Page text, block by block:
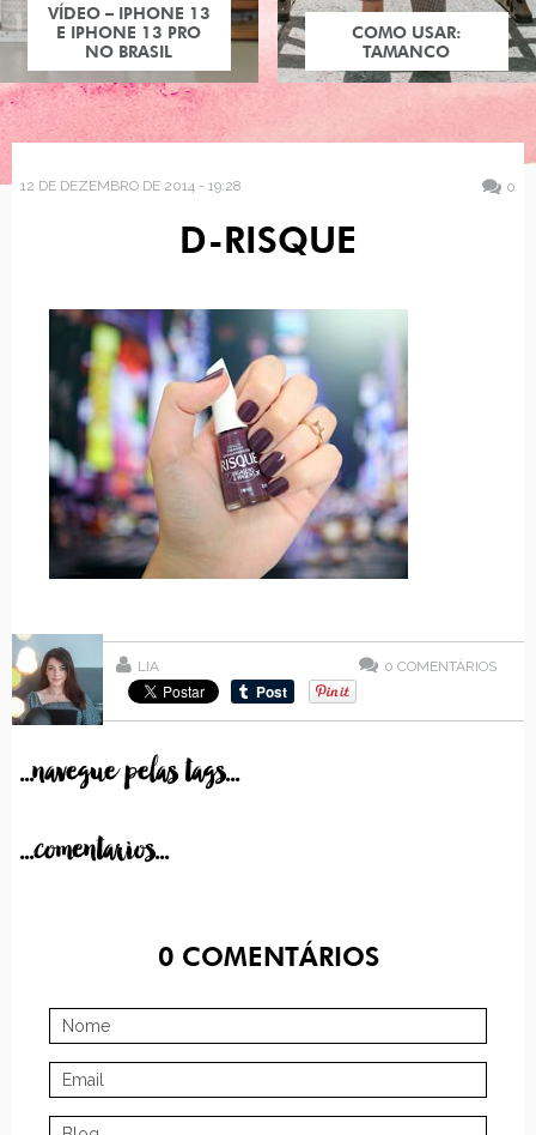
VÍDEO – IPHONE 13
E IPHONE 13 PRO
NO BRASIL
COMO USAR:
TAMANCO
12 DE DEZEMBRO DE 2014 - 19:28 0
D-RISQUE
LIA 0 COMENTÁRIOS
...navegue pelas tags...
...comentarios...
0COMENTÁRIOS